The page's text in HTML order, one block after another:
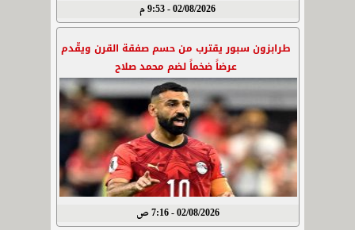
02/08/2026 - 9:53 م
طرابزون سبور يقترب من حسم صفقة القرن ويقّدم
عرضاً ضخماً لضم محمد صلاح
02/08/2026 - 7:16 ص